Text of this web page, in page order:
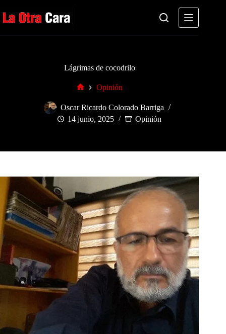
al
contenido
Lágrimas de cocodrilo
Opinión
Oscar Ricardo Colorado Barriga
14 junio, 2025
Opinión